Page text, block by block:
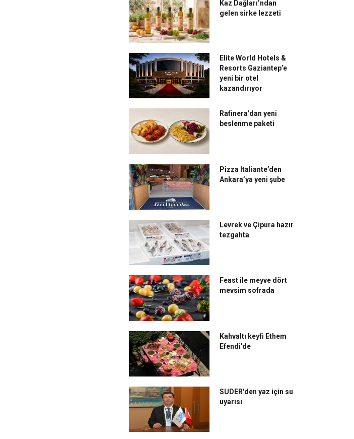
Kaz Dağları’ndan
gelen sirke lezzeti
Elite World Hotels &
Resorts Gaziantep’e
yeni bir otel
kazandırıyor
Rafinera’dan yeni
beslenme paketi
Pizza Italiante’den
Ankara’ya yeni şube
Levrek ve Çipura hazır
tezgahta
Feast ile meyve dört
mevsim sofrada
Kahvaltı keyfi Ethem
Efendi’de
SUDER'den yaz için su
uyarısı